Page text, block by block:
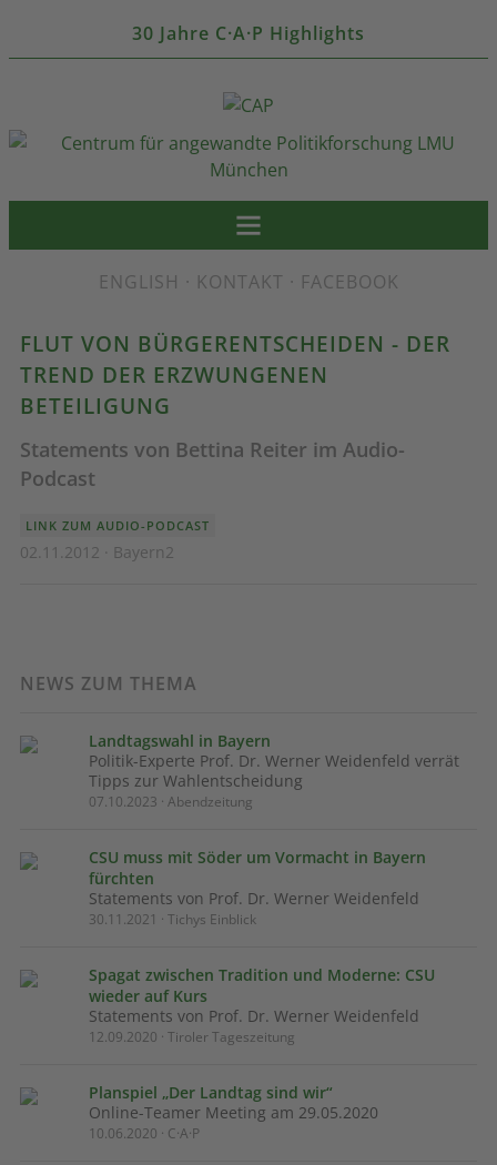
30 Jahre C·A·P Highlights
ENGLISH · KONTAKT · FACEBOOK
FLUT VON BÜRGERENTSCHEIDEN - DER
TREND DER ERZWUNGENEN
BETEILIGUNG
Statements von Bettina Reiter im Audio-
Podcast
LINK ZUM AUDIO-PODCAST
02.11.2012 · Bayern2
NEWS ZUM THEMA
Landtagswahl in Bayern
Politik-Experte Prof. Dr. Werner Weidenfeld verrät
Tipps zur Wahlentscheidung
07.10.2023 · Abendzeitung
CSU muss mit Söder um Vormacht in Bayern
fürchten
Statements von Prof. Dr. Werner Weidenfeld
30.11.2021 · Tichys Einblick
Spagat zwischen Tradition und Moderne: CSU
wieder auf Kurs
Statements von Prof. Dr. Werner Weidenfeld
12.09.2020 · Tiroler Tageszeitung
Planspiel „Der Landtag sind wir“
Online-Teamer Meeting am 29.05.2020
10.06.2020 · C·A·P